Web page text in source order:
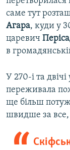
саме тут
Агара, куди у
царевич
в
У 270-і та
переживала
ще більш
швидше за